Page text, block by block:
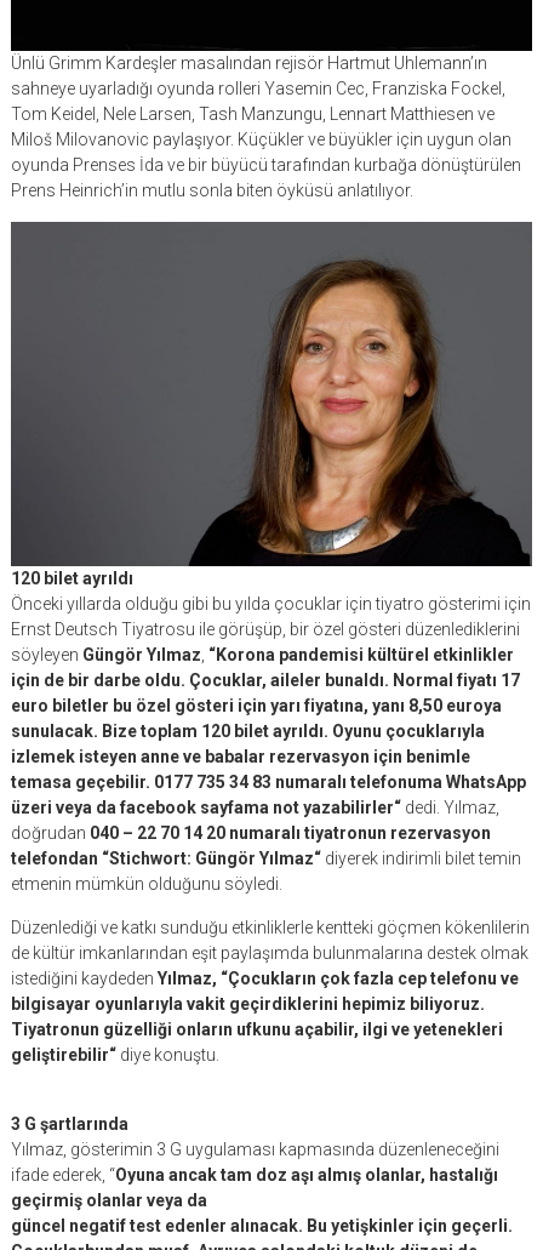
Ünlü Grimm Kardeşler masalından rejisör Hartmut Uhlemann’ın
sahneye uyarladığı oyunda rolleri Yasemin Cec, Franziska Fockel,
Tom Keidel, Nele Larsen, Tash Manzungu, Lennart Matthiesen ve
Miloš Milovanovic paylaşıyor. Küçükler ve büyükler için uygun olan
oyunda Prenses İda ve bir büyücü tarafından kurbağa dönüştürülen
Prens Heinrich’in mutlu sonla biten öyküsü anlatılıyor.
120 bilet ayrıldı
Önceki yıllarda olduğu gibi bu yılda çocuklar için tiyatro gösterimi için
Ernst Deutsch Tiyatrosu ile görüşüp, bir özel gösteri düzenlediklerini
söyleyen Güngör Yılmaz, “Korona pandemisi kültürel etkinlikler
için de bir darbe oldu. Çocuklar, aileler bunaldı. Normal fiyatı 17
euro biletler bu özel gösteri için yarı fiyatına, yanı 8,50 euroya
sunulacak. Bize toplam 120 bilet ayrıldı. Oyunu çocuklarıyla
izlemek isteyen anne ve babalar rezervasyon için benimle
temasa geçebilir. 0177 735 34 83 numaralı telefonuma WhatsApp
üzeri veya da facebook sayfama not yazabilirler“dedi. Yılmaz,
doğrudan 040 – 22 70 14 20 numaralı tiyatronun rezervasyon
telefondan “Stichwort: Güngör Yılmaz“diyerek indirimli bilet temin
etmenin mümkün olduğunu söyledi.
Düzenlediği ve katkı sunduğu etkinliklerle kentteki göçmen kökenlilerin
de kültür imkanlarından eşit paylaşımda bulunmalarına destek olmak
istediğini kaydeden Yılmaz, “Çocukların çok fazla cep telefonu ve
bilgisayar oyunlarıyla vakit geçirdiklerini hepimiz biliyoruz.
Tiyatronun güzelliği onların ufkunu açabilir, ilgi ve yetenekleri
geliştirebilir“ diye konuştu.
3 G şartlarında
Yılmaz, gösterimin 3 G uygulaması kapmasında düzenleneceğini
ifade ederek, “Oyuna ancak tam doz aşı almış olanlar, hastalığı
geçirmiş olanlar veya da
güncel negatif test edenler alınacak. Bu yetişkinler için geçerli.